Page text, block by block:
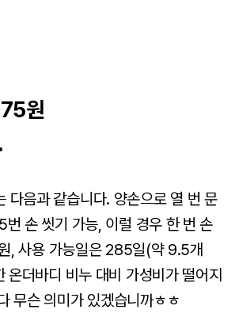
원
다음과 같습니다. 양손으로 열 번 문
손 씻기 가능, 이럴 경우 한 번 손
, 사용 가능일은 285일(약 9.5개
온더바디 비누 대비 가성비가 떨어지
무슨 의미가 있겠습니까ㅎㅎ